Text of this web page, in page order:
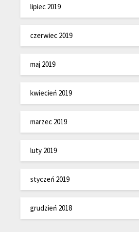
lipiec 2019
czerwiec 2019
maj 2019
kwiecień 2019
marzec 2019
luty 2019
styczeń 2019
grudzień 2018